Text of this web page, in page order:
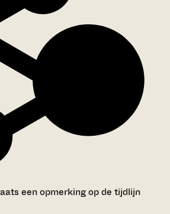
een opmerking op de tijdlijn